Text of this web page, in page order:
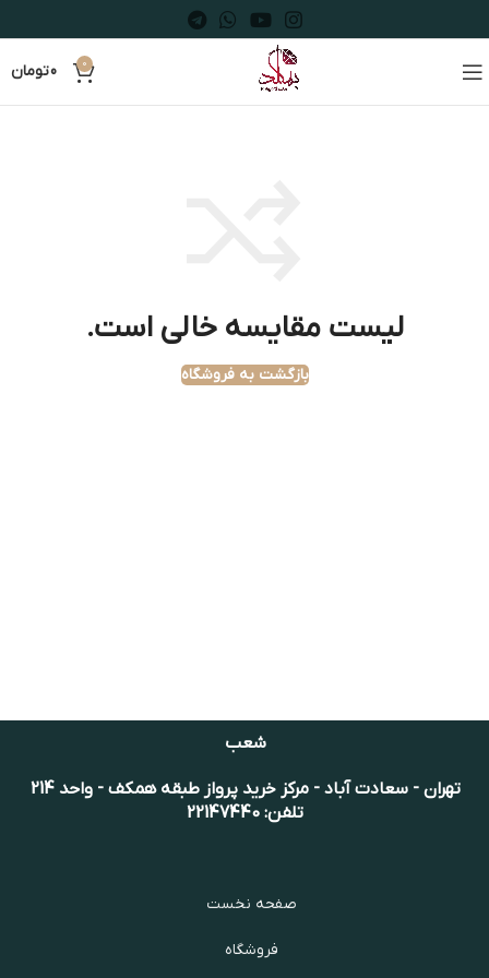
0
0تومان
لیست مقایسه خالی است.
بازگشت به فروشگاه
شعب
تلفن: 22147440
صفحه نخست
فروشگاه